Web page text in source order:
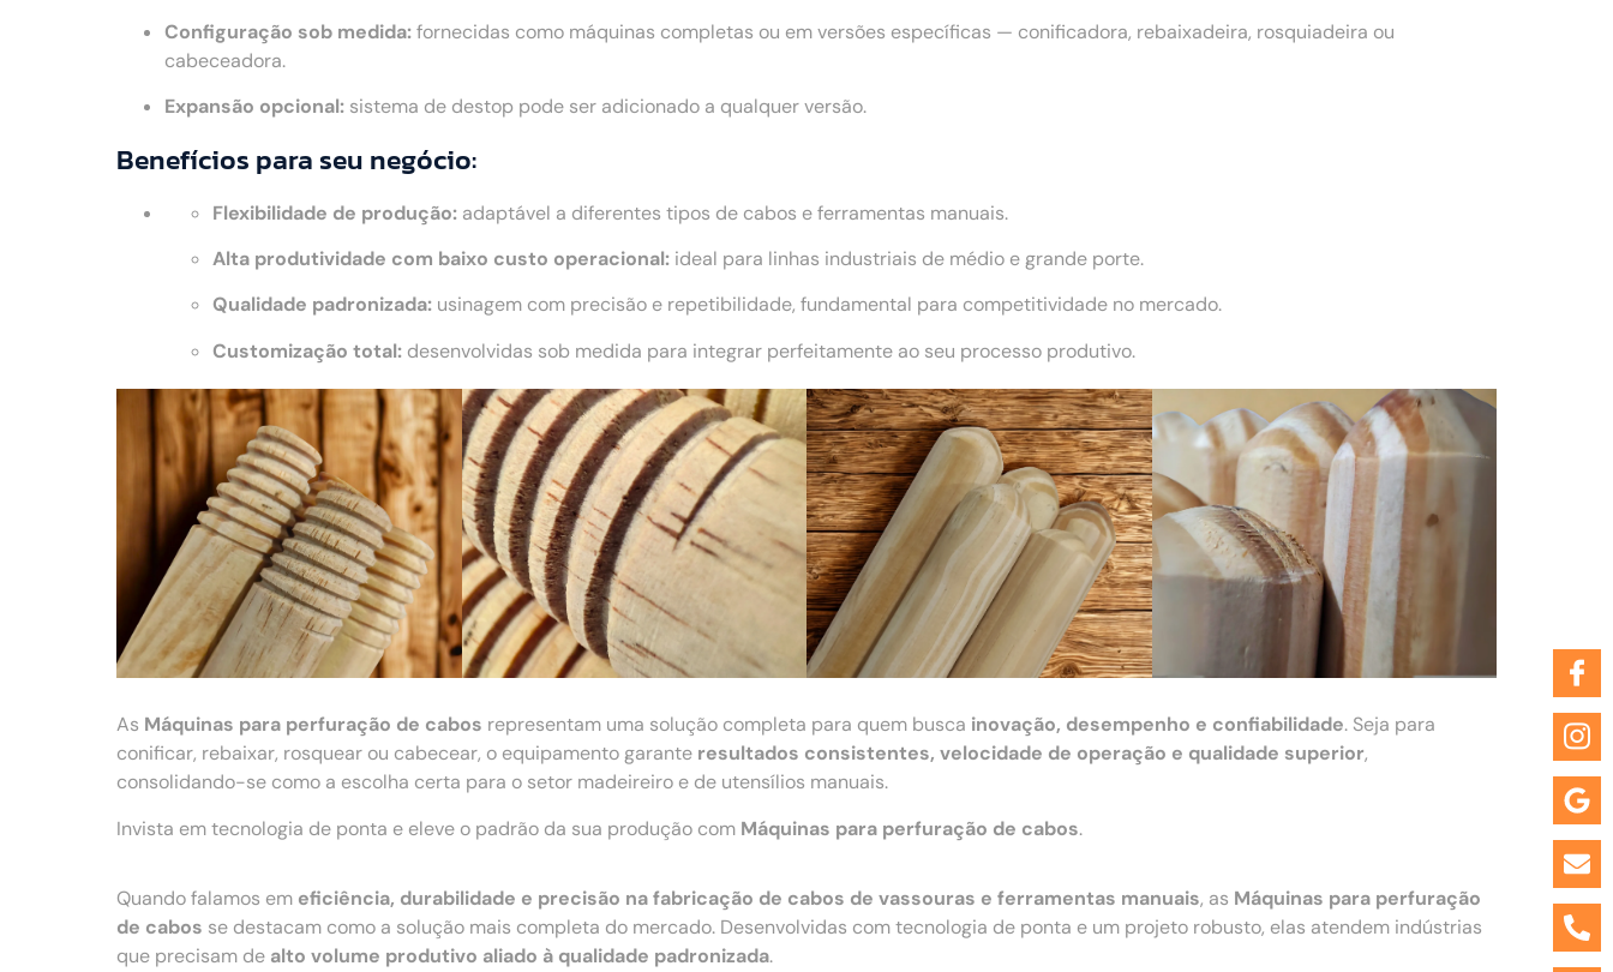
Configuração sob medida:fornecidas como máquinas completas ou em versões específicas — conificadora, rebaixadeira, rosquiadeira ou
cabeceadora.
Expansão opcional: sistema de destop pode ser adicionado a qualquer versão.
Benefícios para seu negócio:
Flexibilidade de produção: adaptável a diferentes tipos de cabos e ferramentas manuais.
Alta produtividade com baixo custo operacional: ideal para linhas industriais de médio e grande porte.
Qualidade padronizada: usinagem com precisão e repetibilidade, fundamental para competitividade no mercado.
Customização total: desenvolvidas sob medida para integrar perfeitamente ao seu processo produtivo.
As Máquinas para perfuração de cabos representam uma solução completa para quem busca inovação, desempenho e confiabilidade. Seja para
conificar, rebaixar, rosquear ou cabecear, o equipamento garante resultados consistentes, velocidade de operação e qualidade superior,
consolidando-se como a escolha certa para o setor madeireiro e de utensílios manuais.
Invista em tecnologia de ponta e eleve o padrão da sua produção com Máquinas para perfuração de cabos.
Quando falamos em eficiência, durabilidade e precisão na fabricação de cabos de vassouras e ferramentas manuais, as Máquinas para perfuração
de cabos se destacam como a solução mais completa do mercado. Desenvolvidas com tecnologia de ponta e um projeto robusto, elas atendem indústrias
que precisam de alto volume produtivo aliado à qualidade padronizada.